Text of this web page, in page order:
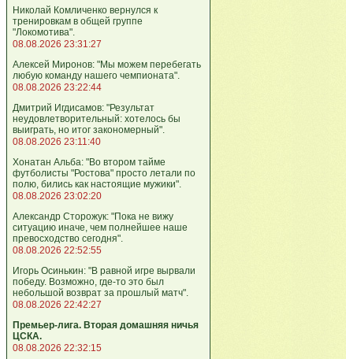
Николай Комличенко вернулся к
тренировкам в общей группе
"Локомотива".
08.08.2026 23:31:27
Алексей Миронов: "Мы можем перебегать
любую команду нашего чемпионата".
08.08.2026 23:22:44
Дмитрий Игдисамов: "Результат
неудовлетворительный: хотелось бы
выиграть, но итог закономерный".
08.08.2026 23:11:40
Хонатан Альба: "Во втором тайме
футболисты "Ростова" просто летали по
полю, бились как настоящие мужики".
08.08.2026 23:02:20
Александр Сторожук: "Пока не вижу
ситуацию иначе, чем полнейшее наше
превосходство сегодня".
08.08.2026 22:52:55
Игорь Осинькин: "В равной игре вырвали
победу. Возможно, где-то это был
небольшой возврат за прошлый матч".
08.08.2026 22:42:27
Премьер-лига. Вторая домашняя ничья
ЦСКА.
08.08.2026 22:32:15